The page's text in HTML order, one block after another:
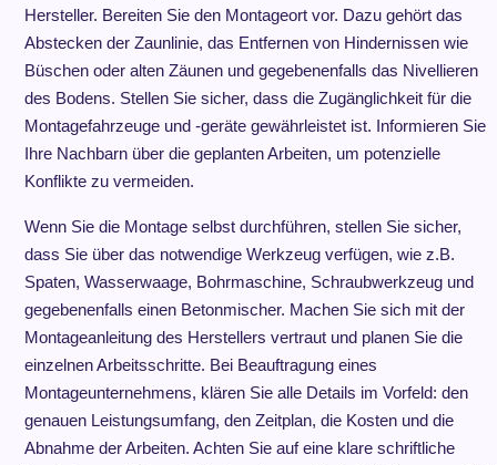
Hersteller. Bereiten Sie den Montageort vor. Dazu gehört das
Abstecken der Zaunlinie, das Entfernen von Hindernissen wie
Büschen oder alten Zäunen und gegebenenfalls das Nivellieren
des Bodens. Stellen Sie sicher, dass die Zugänglichkeit für die
Montagefahrzeuge und -geräte gewährleistet ist. Informieren Sie
Ihre Nachbarn über die geplanten Arbeiten, um potenzielle
Konflikte zu vermeiden.
Wenn Sie die Montage selbst durchführen, stellen Sie sicher,
dass Sie über das notwendige Werkzeug verfügen, wie z.B.
Spaten, Wasserwaage, Bohrmaschine, Schraubwerkzeug und
gegebenenfalls einen Betonmischer. Machen Sie sich mit der
Montageanleitung des Herstellers vertraut und planen Sie die
einzelnen Arbeitsschritte. Bei Beauftragung eines
Montageunternehmens, klären Sie alle Details im Vorfeld: den
genauen Leistungsumfang, den Zeitplan, die Kosten und die
Abnahme der Arbeiten. Achten Sie auf eine klare schriftliche